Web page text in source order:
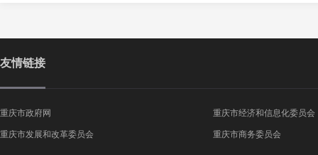
友情链接
重庆市政府网
重庆市经济和信息化委员会
重庆市发展和改革委员会
重庆市商务委员会